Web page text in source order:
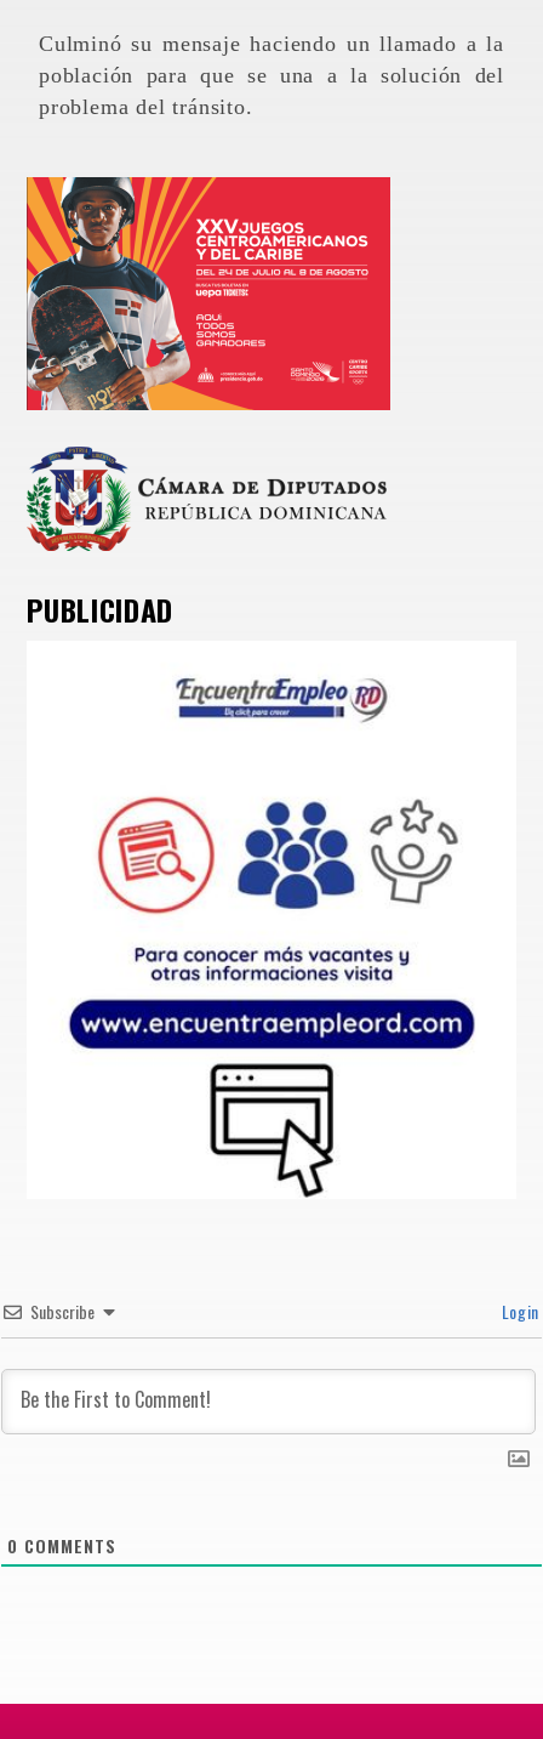
Culminó su mensaje haciendo un llamado a la
población para que se una a la solución del
problema del tránsito.
PUBLICIDAD
Subscribe Login
0 COMMENTS